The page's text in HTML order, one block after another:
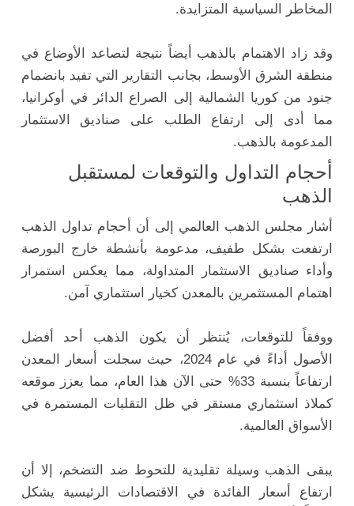
المخاطر السياسية المتزايدة.
وقد زاد الاهتمام بالذهب أيضاً نتيجة لتصاعد الأوضاع في
منطقة الشرق الأوسط، بجانب التقارير التي تفيد بانضمام
جنود من كوريا الشمالية إلى الصراع الدائر في أوكرانيا،
مما أدى إلى ارتفاع الطلب على صناديق الاستثمار
المدعومة بالذهب.
أحجام التداول والتوقعات لمستقبل
الذهب
أشار مجلس الذهب العالمي إلى أن أحجام تداول الذهب
ارتفعت بشكل طفيف، مدعومة بأنشطة خارج البورصة
وأداء صناديق الاستثمار المتداولة، مما يعكس استمرار
اهتمام المستثمرين بالمعدن كخيار استثماري آمن.
ووفقاً للتوقعات، يُنتظر أن يكون الذهب أحد أفضل
الأصول أداءً في عام 2024، حيث سجلت أسعار المعدن
ارتفاعاً بنسبة 33% حتى الآن هذا العام، مما يعزز موقعه
كملاذ استثماري مستقر في ظل التقلبات المستمرة في
الأسواق العالمية.
يبقى الذهب وسيلة تقليدية للتحوط ضد التضخم، إلا أن
ارتفاع أسعار الفائدة في الاقتصادات الرئيسية يشكل